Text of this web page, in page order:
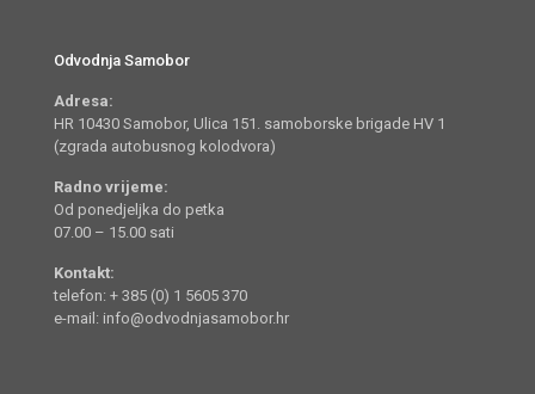
Odvodnja Samobor
Adresa:
HR 10430 Samobor, Ulica 151. samoborske brigade HV 1
(zgrada autobusnog kolodvora)
Radno vrijeme:
Od ponedjeljka do petka
07.00 – 15.00 sati
Kontakt:
telefon: + 385 (0) 1 5605 370
e-mail: info@odvodnjasamobor.hr